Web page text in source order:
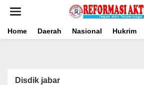
Home Daerah Nasional Hukrim
Disdik jabar